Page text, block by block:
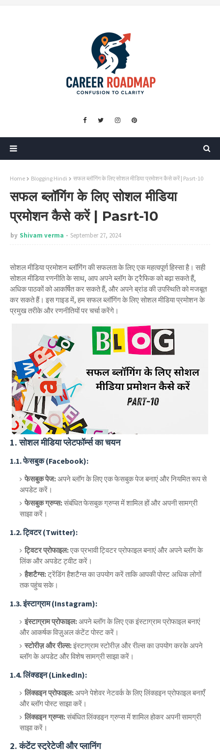
Home Blogging Hindi सफल ब्लॉगिंग के लिए सोशल मीडिया प्रमोशन कैसे करें | Pasrt-10
सफल ब्लॉगिंग के लिए सोशल मीडिया
प्रमोशन कैसे करें | Pasrt-10
by Shivam verma September 27, 2024
सोशल मीडिया प्रमोशन ब्लॉगिंग की सफलता के लिए एक महत्वपूर्ण हिस्सा है। सही
सोशल मीडिया रणनीति के साथ, आप अपने ब्लॉग के ट्रैफिक को बढ़ा सकते हैं,
अधिक पाठकों को आकर्षित कर सकते हैं, और अपने ब्रांड की उपस्थिति को मजबूत
कर सकते हैं। इस गाइड में, हम सफल ब्लॉगिंग के लिए सोशल मीडिया प्रमोशन के
प्रमुख तरीके और रणनीतियों पर चर्चा करेंगे।
1.सोशल मीडिया प्लेटफॉर्म्स का चयन
1.1.फेसबुक (Facebook):
फेसबुक पेज:अपने ब्लॉग के लिए एक फेसबुक पेज बनाएं और नियमित रूप से
अपडेट करें।
फेसबुक ग्रुप्स:संबंधित फेसबुक ग्रुप्स में शामिल हों और अपनी सामग्री
साझा करें।
1.2.ट्विटर (Twitter):
ट्विटर प्रोफाइल:एक प्रभावी ट्विटर प्रोफाइल बनाएं और अपने ब्लॉग के
लिंक और अपडेट ट्वीट करें।
हैशटैग्स:ट्रेंडिंग हैशटैग्स का उपयोग करें ताकि आपकी पोस्ट अधिक लोगों
तक पहुंच सके।
1.3.इंस्टाग्राम (Instagram):
इंस्टाग्राम प्रोफाइल:अपने ब्लॉग के लिए एक इंस्टाग्राम प्रोफाइल बनाएं
और आकर्षक विज़ुअल कंटेंट पोस्ट करें।
स्टोरीज़ और रील्स:इंस्टाग्राम स्टोरीज़ और रील्स का उपयोग करके अपने
ब्लॉग के अपडेट और विशेष सामग्री साझा करें।
1.4.लिंक्डइन (LinkedIn):
लिंक्डइन प्रोफाइल:अपने पेशेवर नेटवर्क के लिए लिंक्डइन प्रोफाइल बनाएँ
और ब्लॉग पोस्ट साझा करें।
लिंक्डइन ग्रुप्स:संबंधित लिंक्डइन ग्रुप्स में शामिल होकर अपनी सामग्री
साझा करें।
2.कंटेंट स्ट्रेटेजी और प्लानिंग